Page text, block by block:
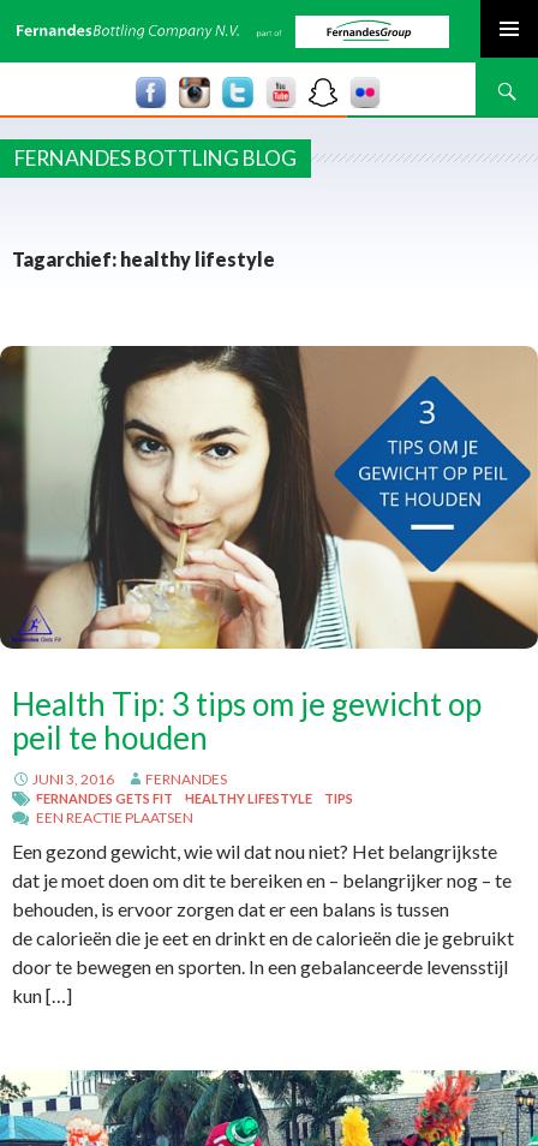
Zoeken
FERNANDES BOTTLING BLOG
Tagarchief: healthy lifestyle
Health Tip: 3 tips om je gewicht op
peil te houden
JUNI 3, 2016 FERNANDES
FERNANDES GETS FIT HEALTHY LIFESTYLE TIPS
EEN REACTIE PLAATSEN
Een gezond gewicht, wie wil dat nou niet? Het belangrijkste
dat je moet doen om dit te bereiken en – belangrijker nog – te
behouden, is ervoor zorgen dat er een balans is tussen
de calorieën die je eet en drinkt en de calorieën die je gebruikt
door te bewegen en sporten. In een gebalanceerde levensstijl
kun […]